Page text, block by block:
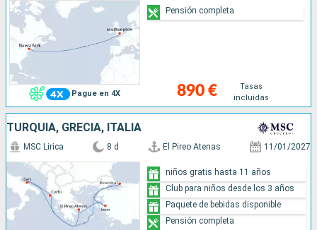
Pague en 4X 890 €
Tasas
incluidas
Pensión completa
TURQUÍA, GRECIA, ITALIA
MSC Lirica 8 d El Pireo Atenas 11/01/2027
niños gratis hasta 11 años
Club para niños desde los 3 años
Paquete de bebidas disponible
Pensión completa